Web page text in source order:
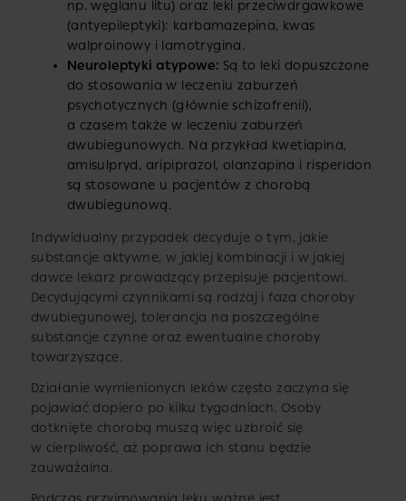
np. węglanu litu) oraz leki przeciwdrgawkowe
(antyepileptyki): karbamazepina, kwas
walproinowy i lamotrygina.
Neuroleptyki atypowe: Są to leki dopuszczone
do stosowania w leczeniu zaburzeń
psychotycznych (głównie schizofrenii),
a czasem także w leczeniu zaburzeń
dwubiegunowych. Na przykład kwetiapina,
amisulpryd, aripiprazol, olanzapina i risperidon
są stosowane u pacjentów z chorobą
dwubiegunową.
Indywidualny przypadek decyduje o tym, jakie
substancje aktywne, w jakiej kombinacji i w jakiej
dawce lekarz prowadzący przepisuje pacjentowi.
Decydującymi czynnikami są rodzaj i faza choroby
dwubiegunowej, tolerancja na poszczególne
substancje czynne oraz ewentualne choroby
towarzyszące.
Działanie wymienionych leków często zaczyna się
pojawiać dopiero po kilku tygodniach. Osoby
dotknięte chorobą muszą więc uzbroić się
w cierpliwość, aż poprawa ich stanu będzie
zauważalna.